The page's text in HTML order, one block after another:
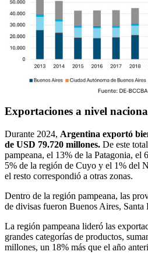
Exportaciones a nivel
Durante 2024, Argentina exportó
de USD 79.720 millones. De este
pampeana, el 13% de la Patagonia,
5% de la región de Cuyo y el 1% del
el resto correspondió a otras zonas.
Dentro de la región pampeana, las
de divisas fueron Buenos Aires, Santa
La región pampeana lideró las
grandes categorías de productos,
millones, un 18% más que el año